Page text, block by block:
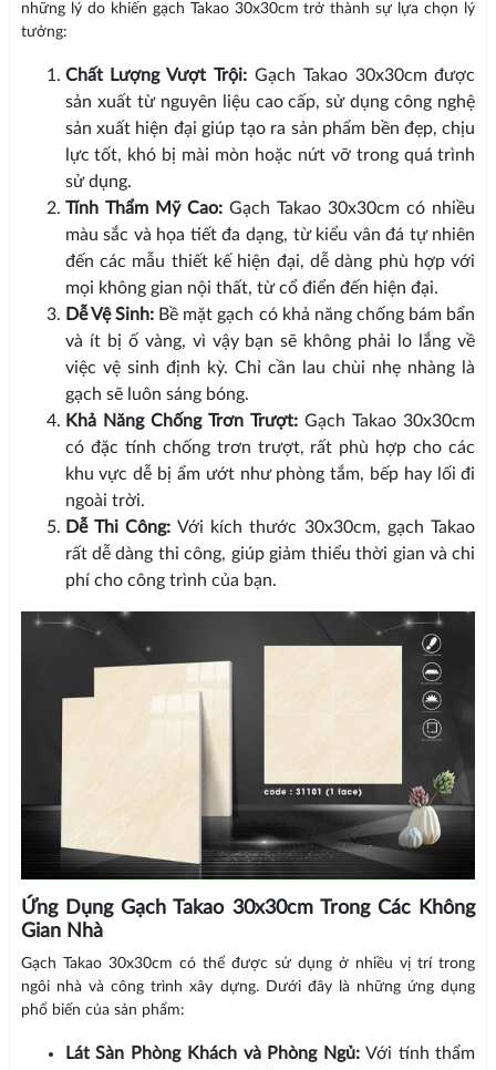
những lý do khiến gạch Takao 30x30cm trở thành sự lựa chọn lý
tưởng:
Chất Lượng Vượt Trội: Gạch Takao 30x30cm được
sản xuất từ nguyên liệu cao cấp, sử dụng công nghệ
sản xuất hiện đại giúp tạo ra sản phẩm bền đẹp, chịu
lực tốt, khó bị mài mòn hoặc nứt vỡ trong quá trình
sử dụng.
Tính Thẩm Mỹ Cao:Gạch Takao 30x30cm có nhiều
màu sắc và họa tiết đa dạng, từ kiểu vân đá tự nhiên
đến các mẫu thiết kế hiện đại, dễ dàng phù hợp với
mọi không gian nội thất, từ cổ điển đến hiện đại.
Dễ Vệ Sinh:Bề mặt gạch có khả năng chống bám bẩn
và ít bị ố vàng, vì vậy bạn sẽ không phải lo lắng về
việc vệ sinh định kỳ. Chỉ cần lau chùi nhẹ nhàng là
gạch sẽ luôn sáng bóng.
Khả Năng Chống Trơn Trượt: Gạch Takao 30x30cm
có đặc tính chống trơn trượt, rất phù hợp cho các
khu vực dễ bị ẩm ướt như phòng tắm, bếp hay lối đi
ngoài trời.
Dễ Thi Công: Với kích thước 30x30cm, gạch Takao
rất dễ dàng thi công, giúp giảm thiểu thời gian và chi
phí cho công trình của bạn.
Ứng Dụng Gạch Takao 30x30cm Trong Các Không
Gian Nhà
Gạch Takao 30x30cm có thể được sử dụng ở nhiều vị trí trong
ngôi nhà và công trình xây dựng. Dưới đây là những ứng dụng
phổ biến của sản phẩm:
Lát Sàn Phòng Khách và Phòng Ngủ: Với tính thẩm